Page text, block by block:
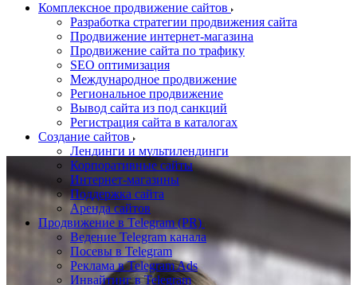
Комплексное продвижение сайтов
Разработка стратегии продвижения сайта
Продвижение интернет-магазина
Продвижение сайта по трафику
SEO оптимизация
Международное продвижение
Региональное продвижение
Вывод сайта из под санкций
Регистрация сайта в каталогах
Создание сайтов
Лендинги и мультилендинги
Корпоративные сайты
Интернет-магазины
Поддержка сайта
Аренда сайтов
Продвижение в Telegram (PR)
Ведение Telegram канала
Посевы в Telegram
Реклама в Telegram Ads
Инвайтинг в Telegram